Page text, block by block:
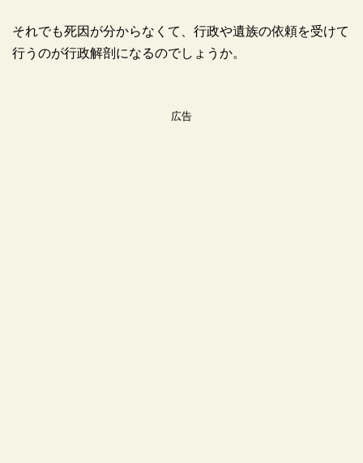
それでも死因が分からなくて、行政や遺族の依頼を受けて
行うのが行政解剖になるのでしょうか。
広告